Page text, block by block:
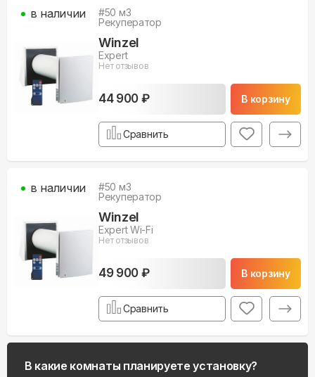
#50 м3
Рекуператор
Winzel
Expert
Нет отзывов
44 900 ₽ В корзину
в наличии
Сравнить
#50 м3
Рекуператор
Winzel
Expert Wi-Fi
Нет отзывов
49 900 ₽ В корзину
в наличии
Сравнить
В какие комнаты планируете установку?